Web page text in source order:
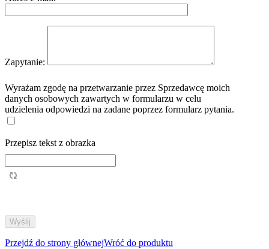
Zapytanie:
Wyrażam zgodę na przetwarzanie przez Sprzedawcę moich
danych osobowych zawartych w formularzu w celu
udzielenia odpowiedzi na zadane poprzez formularz pytania.
Przepisz tekst z obrazka
Przejdź do strony głównejWróć do produktu